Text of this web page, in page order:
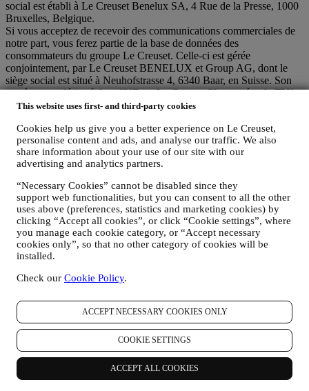
This website uses first- and third-party cookies
Cookies help us give you a better experience on Le Creuset,
personalise content and ads, and analyse our traffic. We also
share information about your use of our site with our
advertising and analytics partners.
“Necessary Cookies” cannot be disabled since they
support web functionalities, but you can consent to all the other
uses above (preferences, statistics and marketing cookies) by
clicking “Accept all cookies”, or click “Cookie settings”, where
you manage each cookie category, or “Accept necessary
cookies only”, so that no other category of cookies will be
installed.
Check our Cookie Policy.
ACCEPT NECESSARY COOKIES ONLY
COOKIE SETTINGS
ACCEPT ALL COOKIES
social est établi à Le Creuset Benelux SA, 4 Rue de la Presse, 1000
Bruxelles, Belgique.
Si vous acceptez de recevoir des communications commerciales de
notre part, vous ferez partie de la base de données des
consommateurs du groupe Le Creuset. Celle-ci est gérée
conjointement, par Le Creuset BENELUX et Group AG, dont le
siège social est situé à Neuhofstrasse 4, 6340 Baar, en Suisse. Son
représentant désigné dans l'UE est Le Creuset SL, numéro de TVA
B62153630, dont les bureaux sont situés Paseo de Gracia 9 2º,
pourvoit (a) à Le Creuset Group AG la responsabilité de la stratégie
marketing globale et de l’expérience client personnalisée ; (b) aux
filiales locales Le Creuset le bénéfice et l’implantation de cette
stratégie, ainsi que la possibilité de développer des initiatives
marketing et communication de manière indépendante ; (c) à toutes
les parties le devoir de traiter de vos demandes concernant vos droits
sur vos données.
3. POURQUOI COLLECTONS-NOUS CES INFORMATIONS ?
Nous pouvons traiter vos données aux fins suivantes :
POUR RÉPONDRE À NOS OBLIGATIONS LÉGALES.
concernant afin de répondre à nos obligations légales, ainsi
les pouvoirs publics.
POUR CRÉER UN COMPTE LE CREUSET.
Nous utiliserons vos données pour créer un compte Le
Creuset, qui vous donnera accès à une série d’avantages
réservés aux utilisateurs enregistrés, qui vous permettra de
mieux tirer profit de nos services, comme un passage plus
rapide à la caisse et la sauvegarde de multiples adresses